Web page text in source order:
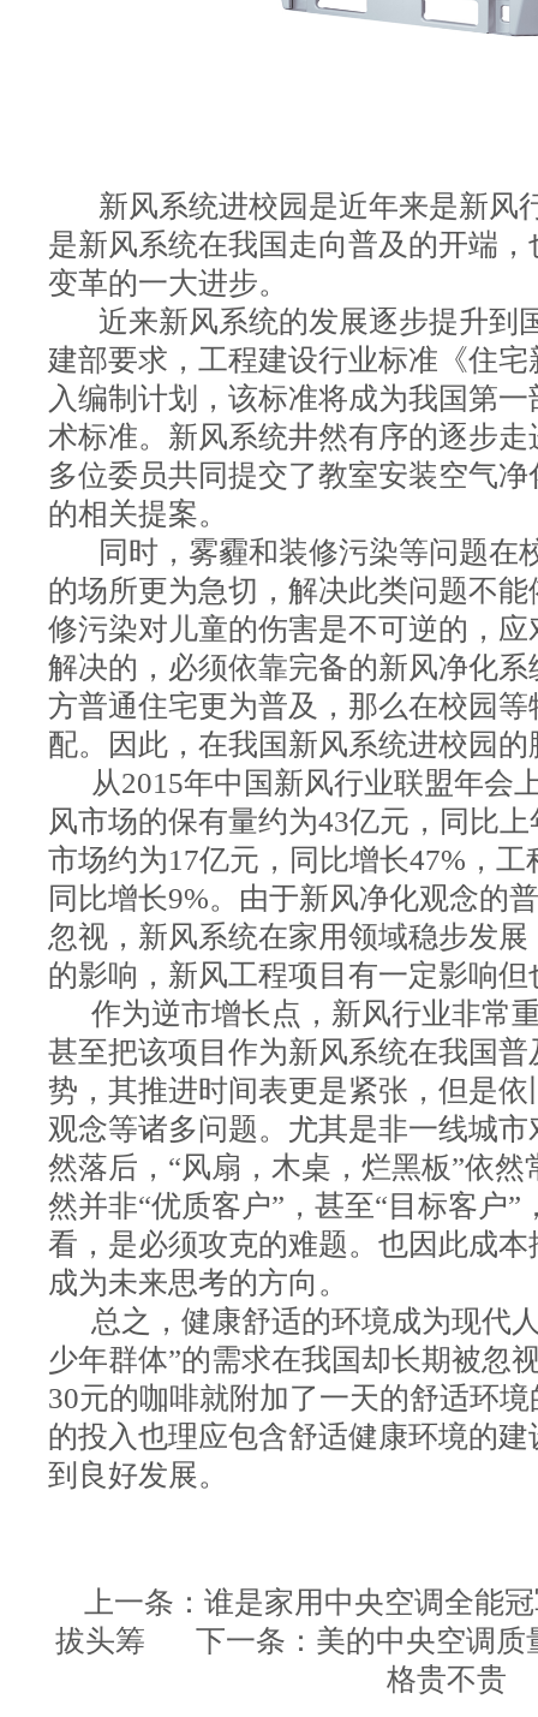
新风系统进校园是近年来是新风
是新风系统在我国走向普及的开端
变革的一大进步。
近来新风系统的发展逐步提升到
建部要求，工程建设行业标准《住
入编制计划，该标准将成为我国第
术标准。新风系统井然有序的逐步
多位委员共同提交了教室安装空气
的相关提案。
同时，雾霾和装修污染等问题在
的场所更为急切，解决此类问题不
修污染对儿童的伤害是不可逆的，
解决的，必须依靠完备的新风净化
方普通住宅更为普及，那么在校园
配。因此，在我国新风系统进校园
从2015年中国新风行业联盟年会
风市场的保有量约为43亿元，同比
市场约为17亿元，同比增长47%，
同比增长9%。由于新风净化观念的
忽视，新风系统在家用领域稳步发
的影响，新风工程项目有一定影响
作为逆市增长点，新风行业非常
甚至把该项目作为新风系统在我国
势，其推进时间表更是紧张，但是
观念等诸多问题。尤其是非一线城
然落后，“风扇，木桌，烂黑板”依
然并非“优质客户”，甚至“目标客户
看，是必须攻克的难题。也因此成
成为未来思考的方向。
总之，健康舒适的环境成为现代
少年群体”的需求在我国却长期被忽
30元的咖啡就附加了一天的舒适环
的投入也理应包含舒适健康环境的
到良好发展。
上一条：谁是家用中央空调全能
拔头筹
下一条：美的中央空调
格贵不贵